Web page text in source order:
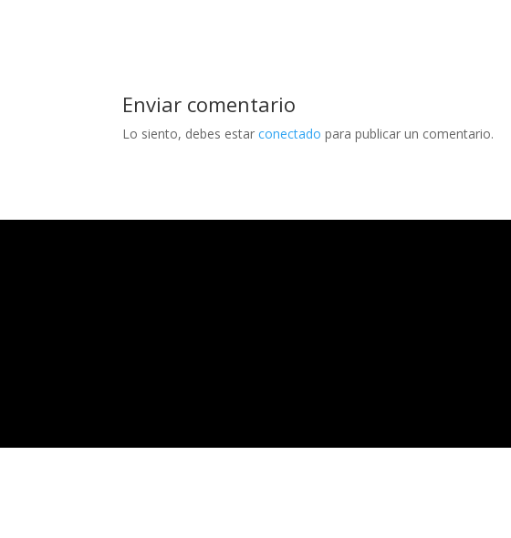
Enviar comentario
Lo siento, debes estarconectado para publicar un comentario.